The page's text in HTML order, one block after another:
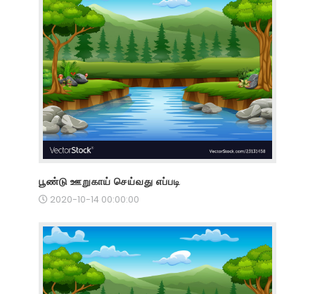
பூண்டு ஊறுகாய் செய்வது எப்படி
2020-10-14 00:00:00